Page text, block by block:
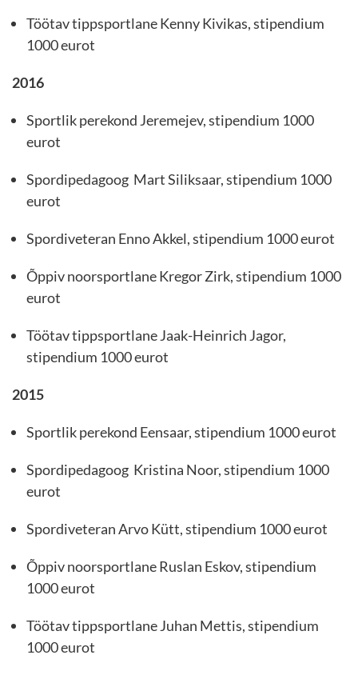
Töötav tippsportlane Kenny Kivikas, stipendium
1000 eurot
2016
Sportlik perekond Jeremejev, stipendium 1000
eurot
Spordipedagoog Mart Siliksaar, stipendium 1000
eurot
Spordiveteran Enno Akkel, stipendium 1000 eurot
Õppiv noorsportlane Kregor Zirk, stipendium 1000
eurot
Töötav tippsportlane Jaak-Heinrich Jagor,
stipendium 1000 eurot
2015
Sportlik perekond Eensaar, stipendium 1000 eurot
Spordipedagoog Kristina Noor, stipendium 1000
eurot
Spordiveteran Arvo Kütt, stipendium 1000 eurot
Õppiv noorsportlane Ruslan Eskov, stipendium
1000 eurot
Töötav tippsportlane Juhan Mettis, stipendium
1000 eurot